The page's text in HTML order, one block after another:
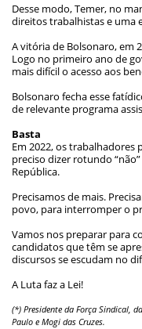
Desse modo, Temer, no
direitos trabalhistas e uma
A vitória de Bolsonaro, em
Logo no primeiro ano de
mais difícil o acesso aos
Bolsonaro fecha esse
de relevante programa
Basta
Em 2022, os trabalhadores
preciso dizer rotundo
República.
Precisamos de mais.
povo, para interromper o
Vamos nos preparar para
candidatos que têm se
discursos se escudam no
A Luta faz a Lei!
(*) Presidente da Força Sindical,
Paulo e Mogi das Cruzes.